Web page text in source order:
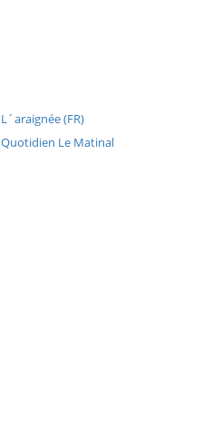
L´araignée (FR)
Quotidien Le Matinal